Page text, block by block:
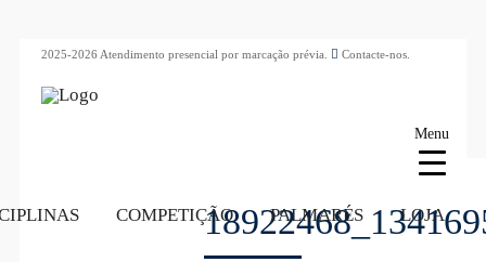
2025-2026 Atendimento presencial por marcação prévia. Contacte-nos.
COMPETIÇÃO PALMARÉS LOJA
Menu